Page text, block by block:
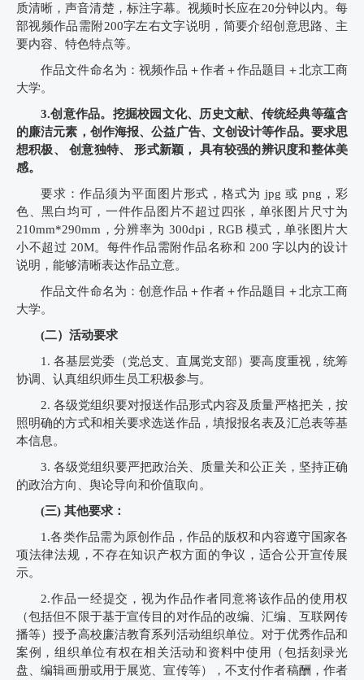
质清晰，声音清楚，标注字幕。视频时长应在20分钟以内。每
部视频作品需附200字左右文字说明，简要介绍创意思路、主
要内容、特色特点等。
作品文件命名为：视频作品＋作者＋作品题目＋北京工商
大学。
3.创意作品。挖掘校园文化、历史文献、传统经典等蕴含
的廉洁元素，创作海报、公益广告、文创设计等作品。要求思
想积极、 创意独特、 形式新颖， 具有较强的辨识度和整体美
感。
要求：作品须为平面图片形式，格式为 jpg 或 png，彩
色、黑白均可，一件作品图片不超过四张，单张图片尺寸为
210mm*290mm，分辨率为 300dpi，RGB 模式，单张图片大
小不超过 20M。每件作品需附作品名称和 200 字以内的设计
说明，能够清晰表达作品立意。
作品文件命名为：创意作品＋作者＋作品题目＋北京工商
大学。
(二）活动要求
1. 各基层党委（党总支、直属党支部）要高度重视，统筹
协调、认真组织师生员工积极参与。
2. 各级党组织要对报送作品形式内容及质量严格把关，按
照明确的方式和相关要求选送作品，填报报名表及汇总表等基
本信息。
3. 各级党组织要严把政治关、质量关和公正关，坚持正确
的政治方向、舆论导向和价值取向。
(三) 其他要求：
1.各类作品需为原创作品，作品的版权和内容遵守国家各
项法律法规，不存在知识产权方面的争议，适合公开宣传展
示。
2.作品一经提交，视为作品作者同意将该作品的使用权
（包括但不限于基于宣传目的对作品的改编、汇编、互联网传
播等）授予高校廉洁教育系列活动组织单位。对于优秀作品和
案例，组织单位有权在相关活动和资料中使用（包括刻录光
盘、编辑画册或用于展览、宣传等），不支付作者稿酬，作者